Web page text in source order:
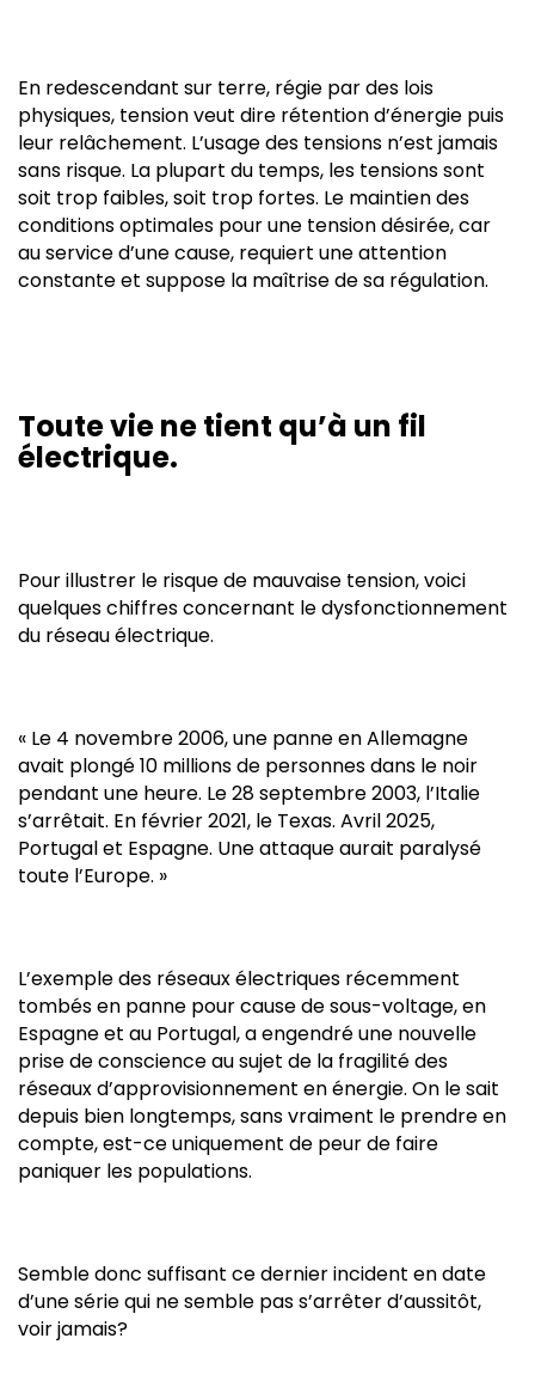
En redescendant sur terre, régie par des lois
physiques, tension veut dire rétention d’énergie puis
leur relâchement. L’usage des tensions n’est jamais
sans risque. La plupart du temps, les tensions sont
soit trop faibles, soit trop fortes. Le maintien des
conditions optimales pour une tension désirée, car
au service d’une cause, requiert une attention
constante et suppose la maîtrise de sa régulation.
Toute vie ne tient qu’à un fil
électrique.
Pour illustrer le risque de mauvaise tension, voici
quelques chiffres concernant le dysfonctionnement
du réseau électrique.
« Le 4 novembre 2006, une panne en Allemagne
avait plongé 10 millions de personnes dans le noir
pendant une heure. Le 28 septembre 2003, l’Italie
s’arrêtait. En février 2021, le Texas. Avril 2025,
Portugal et Espagne. Une attaque aurait paralysé
toute l’Europe. »
L’exemple des réseaux électriques récemment
tombés en panne pour cause de sous-voltage, en
Espagne et au Portugal, a engendré une nouvelle
prise de conscience au sujet de la fragilité des
réseaux d’approvisionnement en énergie. On le sait
depuis bien longtemps, sans vraiment le prendre en
compte, est-ce uniquement de peur de faire
paniquer les populations.
Semble donc suffisant ce dernier incident en date
d’une série qui ne semble pas s’arrêter d’aussitôt,
voir jamais?